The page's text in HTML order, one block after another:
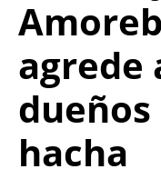
agrede
hacha